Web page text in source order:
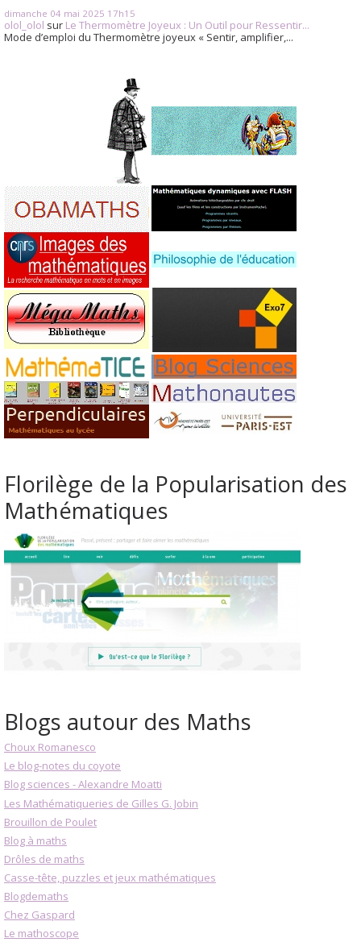
dimanche 04 mai 2025 17h15
olol_olol sur Le Thermomètre Joyeux : Un Outil pour Ressentir...
Mode d’emploi du Thermomètre joyeux « Sentir, amplifier,...
Florilège de la Popularisation des
Mathématiques
Blogs autour des Maths
Choux Romanesco
Le blog-notes du coyote
Blog sciences - Alexandre Moatti
Les Mathématiqueries de Gilles G. Jobin
Brouillon de Poulet
Blog à maths
Drôles de maths
Casse-tête, puzzles et jeux mathématiques
Blogdemaths
Chez Gaspard
Le mathoscope